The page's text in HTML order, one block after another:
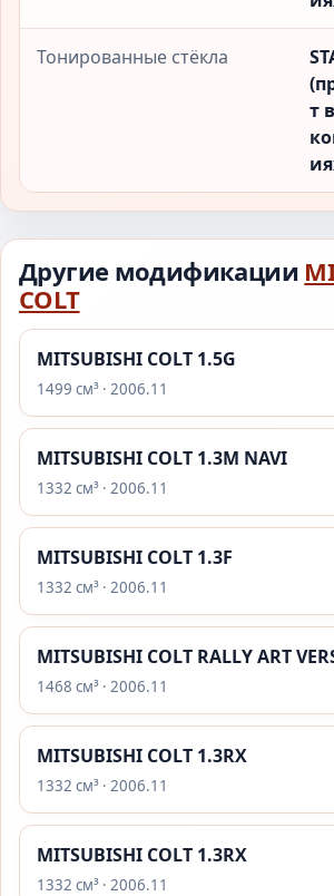
Тонированные стёкла
т
Другие модификации
COLT
MITSUBISHI COLT 1.5G
1499 см³ · 2006.11
MITSUBISHI COLT 1.3M NAVI
1332 см³ · 2006.11
MITSUBISHI COLT 1.3F
1332 см³ · 2006.11
MITSUBISHI COLT RALLY ART
1468 см³ · 2006.11
MITSUBISHI COLT 1.3RX
1332 см³ · 2006.11
MITSUBISHI COLT 1.3RX
1332 см³ · 2006.11